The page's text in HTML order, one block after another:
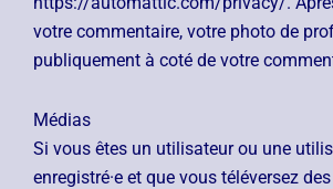
votre commentaire, votre photo de
publiquement à coté de votre
Médias
Si vous êtes un utilisateur ou une
enregistré·e et que vous téléversez